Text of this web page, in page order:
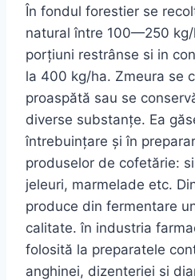
În fondul forestier se
natural între 100—250
porţiuni restrânse si in
la 400 kg/ha. Zmeura se
proaspătă sau se
diverse substanţe. Ea
întrebuinţare şi în
produselor de cofetărie:
jeleuri, marmelade etc.
produce din fermentare
calitate. în industria
folosită la preparatele
anghinei, dizenteriei si